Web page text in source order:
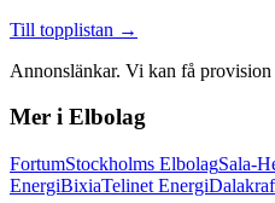
Till topplistan →
Annonslänkar. Vi kan få
Mer i Elbolag
FortumStockholms ElbolagSala-
EnergiBixiaTelinet Energi